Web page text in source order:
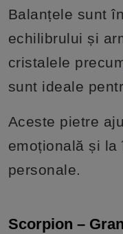
Balanțele sunt
echilibrului și
cristalele
sunt ideale
Aceste pietre
emoțională și
personale.
Scorpion –